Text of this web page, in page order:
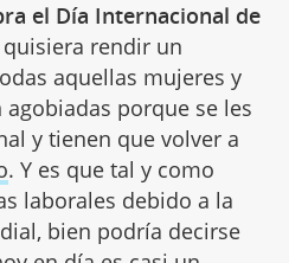
el Día Internacional de
quisiera rendir un
aquellas mujeres y
porque se les
y tienen que volver a
. Y es que tal y como
laborales debido a la
bien podría decirse